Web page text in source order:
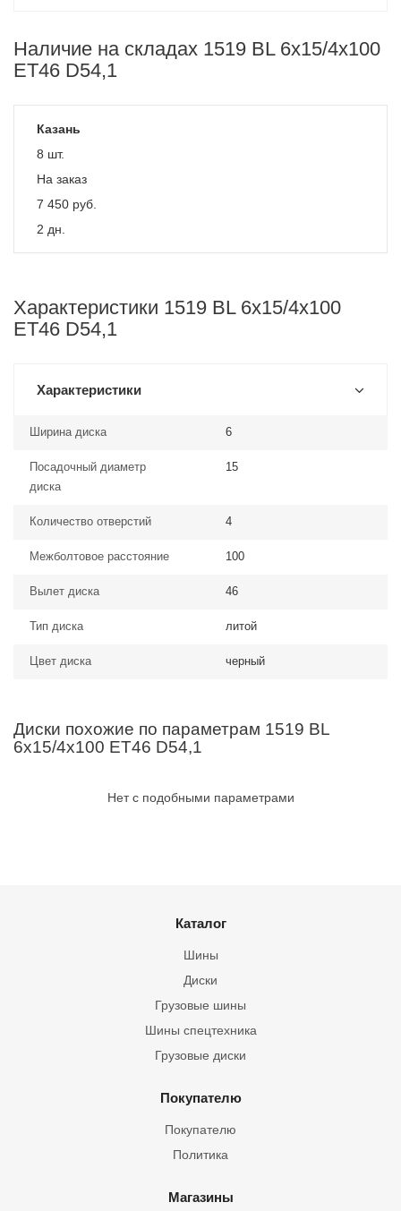
Наличие на складах 1519 BL 6x15/4x100
ET46 D54,1
Казань
8 шт.
На заказ
7 450 руб.
2 дн.
Характеристики 1519 BL 6x15/4x100
ET46 D54,1
Характеристики
Ширина диска 6
Посадочный диаметр
диска
15
Количество отверстий 4
Межболтовое расстояние 100
Вылет диска 46
Тип диска литой
Цвет диска черный
Диски похожие по параметрам 1519 BL
6x15/4x100 ET46 D54,1
Нет с подобными параметрами
Каталог
Шины
Грузовые шины
Шины спецтехника
Диски
Грузовые диски
Покупателю
Покупателю
Политика
Магазины